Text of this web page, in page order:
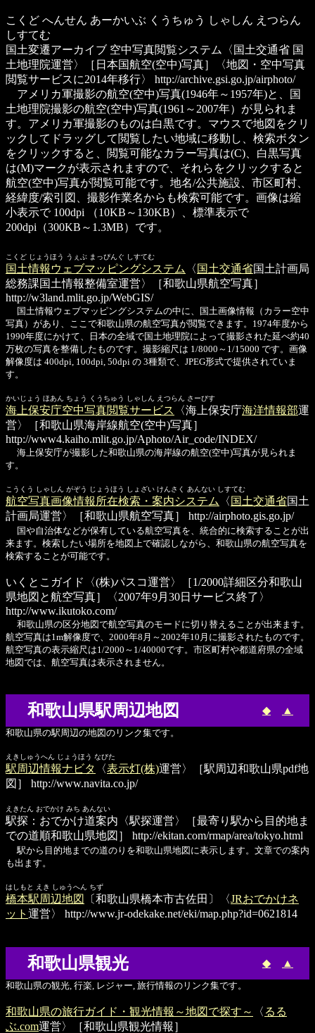
こくど へんせん あーかいぶ くうちゅう しゃしん えつらん
しすてむ
国土変遷アーカイブ 空中写真閲覧システム
〈国土交通省 国
土地理院運営〉［日本国航空(空中)写真］〈地図・空中写真
閲覧サービスに2014年移行〉
http://archive.gsi.go.jp/airphoto/
アメリカ軍撮影の航空(空中)写真(1946年～1957年)と、国
土地理院撮影の航空(空中)写真(1961～2007年）が見られま
す。アメリカ軍撮影のものは白黒です。マウスで地図をクリ
ックしてドラッグして閲覧したい地域に移動し、検索ボタン
をクリックすると、閲覧可能なカラー写真は(C)、白黒写真
は(M)マークが表示されますので、それらをクリックすると
航空(空中)写真が閲覧可能です。地名/公共施設、市区町村、
経緯度/索引図、撮影作業名からも検索可能です。画像は縮
小表示で 100dpi （10KB～130KB）、標準表示で
200dpi（300KB～1.3MB）です。
こくど じょうほう うぇぶ まっぴんぐ しすてむ
国土情報ウェブマッピングシステム 〈 国土交通省国土計画局
総務課国土情報整備室運営〉［和歌山県航空写真］
http://w3land.mlit.go.jp/WebGIS/
国土情報ウェブマッピングシステムの中に、国土画像情報（カラー空中
写真）があり、ここで和歌山県の航空写真が閲覧できます。1974年度から
1990年度にかけて、日本の全域で国土地理院によって撮影された延べ約40
万枚の写真を整備したものです。撮影縮尺は 1/8000～1/15000 です。画像
解像度は 400dpi, 100dpi, 50dpi の 3種類で、JPEG形式で提供されていま
す。
かいじょう ほあん ちょう くうちゅう しゃしん えつらん さーびす
海上保安庁空中写真閲覧サービス 〈海上保安庁海洋情報部運
営〉［和歌山県海岸線航空(空中)写真］
http://www4.kaiho.mlit.go.jp/Aphoto/Air_code/INDEX/
海上保安庁が撮影した和歌山県の海岸線の航空(空中)写真が見られま
す。
こうくう しゃしん がぞう じょうほう しょざい けんさく あんない しすてむ
航空写真画像情報所在検索・案内システム 〈 国土交通省国土
計画局運営〉［和歌山県航空写真］
http://airphoto.gis.go.jp/
国や自治体などが保有している航空写真を、統合的に検索することが出
来ます。検索したい場所を地図上で確認しながら、和歌山県の航空写真を
検索することが可能です。
いくとこガイド
〈(株)パスコ運営〉［1/2000詳細区分和歌山
県地図と航空写真］〈2007年9月30日サービス終了〉
http://www.ikutoko.com/
和歌山県の区分地図で航空写真のモードに切り替えることが出来ます。
航空写真は1m解像度で、2000年8月～2002年10月に撮影されたものです。
航空写真の表示縮尺は1/2000～1/40000です。市区町村や都道府県の全域
地図では、航空写真は表示されません。
和歌山県駅周辺地図 ◆ ▲
和歌山県の駅周辺の地図のリンク集です。
えきしゅうへん じょうほう なびた
駅周辺情報ナビタ 〈表示灯(株)運営〉［駅周辺和歌山県pdf地
図］
http://www.navita.co.jp/
えきたん おでかけ みち あんない
駅探：おでかけ道案内 〈駅探運営〉［最寄り駅から目的地ま
での道順和歌山県地図］
http://ekitan.com/rmap/area/tokyo.html
駅から目的地までの道のりを和歌山県地図に表示します。文章での案内
も出ます。
はしもと えき しゅうへん ちず
橋本駅周辺地図 〔和歌山県橋本市古佐田〕〈JRおでかけネ
ット 運営〉 http://www.jr-odekake.net/eki/map.php?id=0621814
和歌山県観光 ◆ ▲
和歌山県の観光, 行楽, レジャー, 旅行情報のリンク集です。
和歌山県の旅行ガイド・観光情報～地図で探す～ 〈 るる
ぶ.com運営〉［和歌山県観光情報］